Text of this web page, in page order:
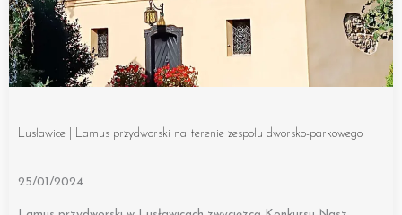
Lusławice | Lamus przydworski na terenie zespołu dworsko-parkowego
25/01/2024